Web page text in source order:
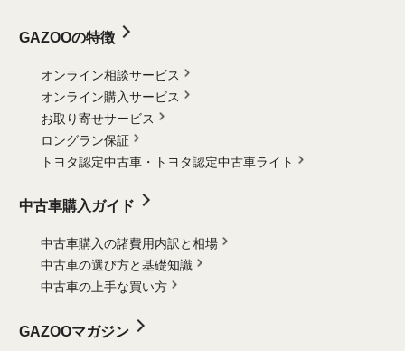
GAZOOの特徴
オンライン相談サービス
オンライン購入サービス
お取り寄せサービス
ロングラン保証
トヨタ認定中古車・
トヨタ認定中古車ライト
中古車購入ガイド
中古車購入の諸費用内訳と相場
中古車の選び方と基礎知識
中古車の上手な買い方
GAZOOマガジン